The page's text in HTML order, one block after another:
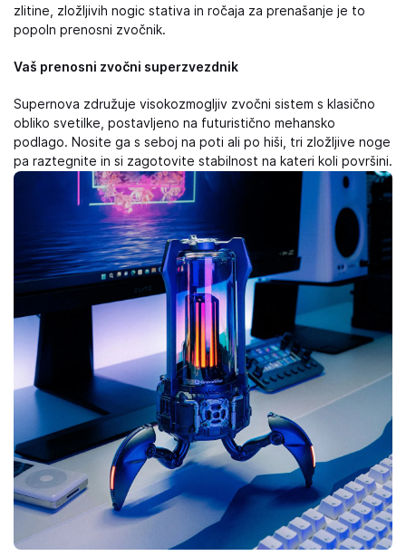
zlitine, zložljivih nogic stativa in ročaja za prenašanje je to
popoln prenosni zvočnik.
Vaš prenosni zvočni superzvezdnik
Supernova združuje visokozmogljiv zvočni sistem s klasično
obliko svetilke, postavljeno na futuristično mehansko
podlago. Nosite ga s seboj na poti ali po hiši, tri zložljive noge
pa raztegnite in si zagotovite stabilnost na kateri koli površini.